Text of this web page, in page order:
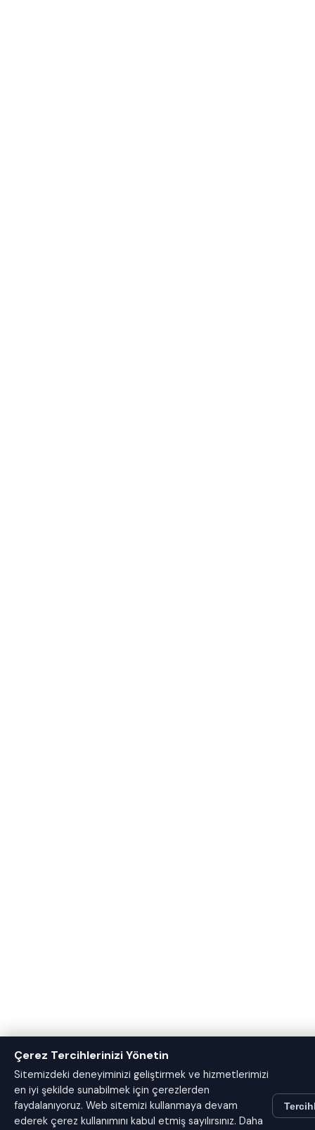
Çerez Tercihlerinizi Yönetin
Sitemizdeki deneyiminizi geliştirmek ve hizmetlerimizi
en iyi şekilde sunabilmek için çerezlerden
faydalanıyoruz. Web sitemizi kullanmaya devam
ederek çerez kullanımını kabul etmiş sayılırsınız. Daha